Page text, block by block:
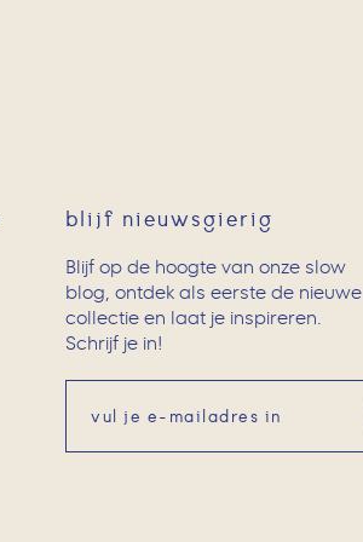
blijf nieuwsgierig
Blijf op de hoogte van onze slow
blog, ontdek als eerste de nieuwe
collectie en laat je inspireren.
Schrijf je in!